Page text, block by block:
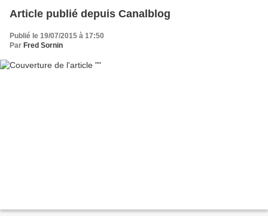
Article publié depuis Canalblog
Publié le 19/07/2015 à 17:50
Par Fred Sornin